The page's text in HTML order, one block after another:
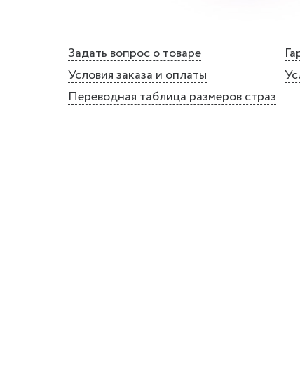
Задать вопрос о товаре
Условия заказа и оплаты
Переводная таблица размеров страз